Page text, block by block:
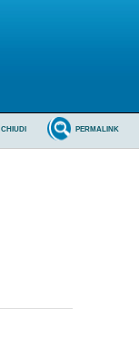
PERMALINK
CHIUDI